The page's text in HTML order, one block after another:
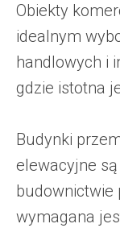
Obiekty
idealnym
handlowych i
gdzie istotna
Budynki
elewacyjne
budownictwie
wymagana